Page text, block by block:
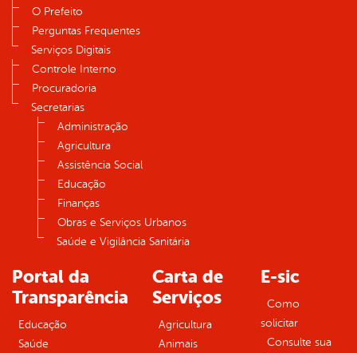
O Prefeito
Perguntas Frequentes
Serviços Digitais
Controle Interno
Procuradoria
Secretarias
Administração
Agricultura
Assistência Social
Educação
Finanças
Obras e Serviços Urbanos
Saúde e Vigilância Sanitária
Portal da
Transparência
Educação
Saúde
Carta de
Serviços
Agricultura
Animais
E-sic
Como
solicitar
Consulte sua